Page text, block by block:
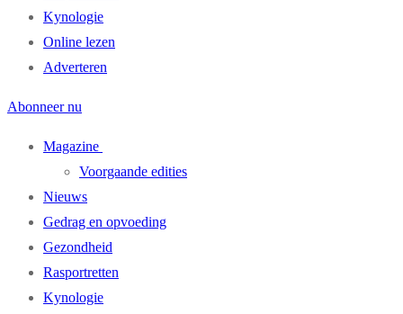
Kynologie
Online lezen
Adverteren
Abonneer nu
Magazine
Voorgaande edities
Nieuws
Gedrag en opvoeding
Gezondheid
Rasportretten
Kynologie